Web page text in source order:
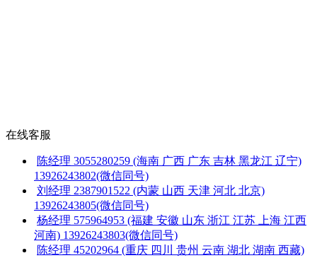
在线客服
陈经理 3055280259 (海南 广西 广东 吉林 黑龙江 辽宁)
13926243802(微信同号)
刘经理 2387901522 (内蒙 山西 天津 河北 北京)
13926243805(微信同号)
杨经理 575964953 (福建 安徽 山东 浙江 江苏 上海 江西
河南) 13926243803(微信同号)
陈经理 45202964 (重庆 四川 贵州 云南 湖北 湖南 西藏)